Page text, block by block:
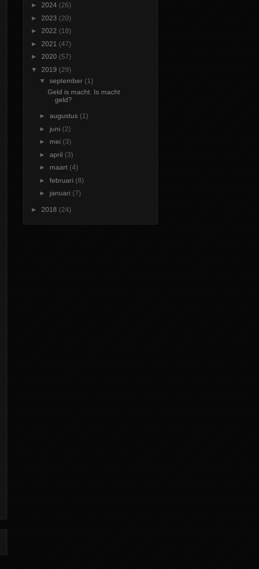
► 2024 (26)
► 2023 (20)
► 2022 (18)
► 2021 (47)
► 2020 (57)
▼ 2019 (29)
▼ september (1)
Geld is macht. Is macht
geld?
► augustus (1)
► juni (2)
► mei (3)
► april (3)
► maart (4)
► februari (8)
► januari (7)
► 2018 (24)